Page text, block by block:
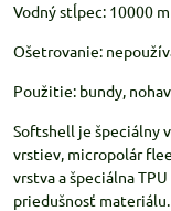
Vodný stĺpec: 10000
Ošetrovanie:
Použitie: bundy,
Softshell je špeciálny
vrstiev, micropolár
vrstva a špeciálna
priedušnosť